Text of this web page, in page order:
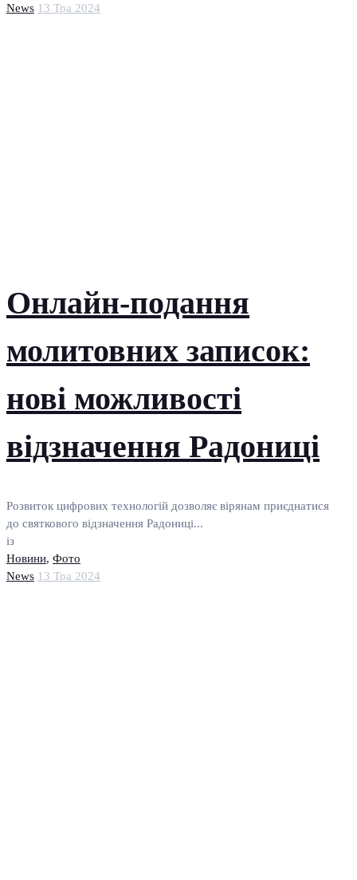
News 13 Тра 2024
Онлайн-подання
молитовних записок:
нові можливості
відзначення Радониці
Розвиток цифрових технологій дозволяє вірянам приєднатися
до святкового відзначення Радониці...
із
Новини, Фото
News 13 Тра 2024